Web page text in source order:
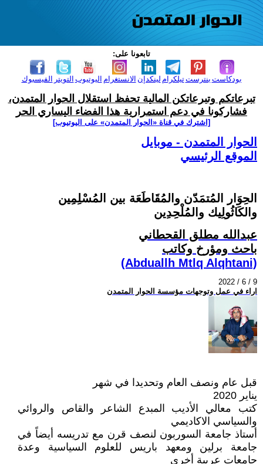
تابعونا على:
الفيسبوك التويتر اليوتيوب الانستغرام لينكدإن تيلكرامبنترست بودكاست
تبرعاتكم وتبرعاتكن المالية تحفظ استقلال الحوار المتمدن،
فشاركونا في دعم استمرارية هذا الفضاء اليساري الحر
[اشترك في قناة ‫«الحوار المتمدن» على اليوتيوب]
الحوار المتمدن - موبايل
الموقع الرئيسي
الحِوَار المُتمَدّن والمُقَاطَعَة بين المُسْلِمِين
والكَاثُولِيك والمُلْحِدِين
عبدالله مطلق القحطاني
باحث ومؤرخ وكاتب
(Abduallh Mtlq Alqhtani)
2022 / 6 / 9
اراء في عمل وتوجهات مؤسسة الحوار المتمدن
قبل عام ونصف العام وتحديدا في شهر
يناير 2020
كتب معالي الأديب المبدع الشاعر والقاص والروائي
والسياسي الاكاديمي
أستاذ جامعة السوربون لنصف قرن مع تدريسه أيضاً في
جامعة برلين ومعهد باريس للعلوم السياسية وعدة
جامعات عربية أخرى